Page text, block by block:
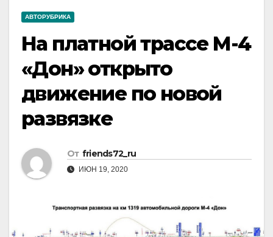
АВТОРУБРИКА
На платной трассе М-4
«Дон» открыто
движение по новой
развязке
От friends72_ru
ИЮН 19, 2020